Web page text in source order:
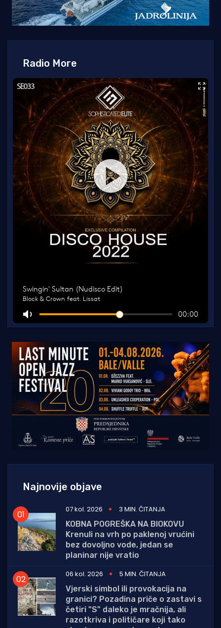
Radio More
Najnovije objave
07 kol. 2026
3 MIN. ČITANJA
KOBNA POGREŠKA NA BIOKOVU
Krenuli na vrh po paklenoj vrućini
bez dovoljno vode, jedan se
planinar nije vratio
06 kol. 2026
5 MIN. ČITANJA
Vjerski simbol ili provokacija na
granici? Pozadina priče o zastavi s
četiri "S" daleko je mračnija, ali
razotkriva i političare koji tako